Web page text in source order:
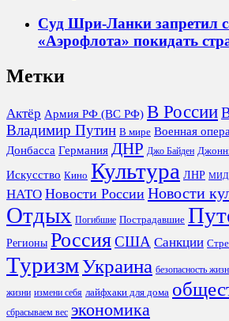
Суд Шри-Ланки запретил
«Аэрофлота» покидать
Метки
Актёр Армия РФ (ВС РФ) В России
Владимир Путин В мире Военная
Донбасса Германия ДНР Джо Байден
Искусство Кино Культура ЛНР МИД
НАТО Новости России Новости
Отдых Погибшие Пострадавшие
Регионы Россия США Санкции
ТуризмУкраина безопасность
жизни измени себя лайфхаки для дома
сбрасываем вес экономика